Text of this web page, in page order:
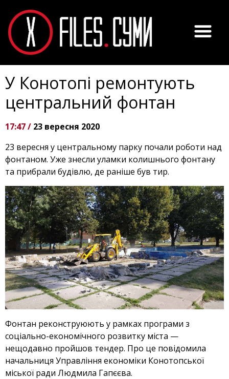
У Конотопі ремонтують
центральний фонтан
17:47 / 23 вересня 2020
23 вересня у центральному парку почали роботи над
фонтаном. Уже знесли уламки колишнього фонтану
та прибрали будівлю, де раніше був тир.
Фонтан реконструюють у рамках програми з
соціально-економічного розвитку міста —
нещодавно пройшов тендер. Про це повідомила
начальниця Управління економіки Конотопської
міської ради Людмила Гапєєва.